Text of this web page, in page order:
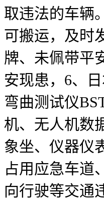
取违法的车辆
可搬运，及时
牌、未佩带平
安现患，6、
弯曲测试仪
机、无人机数
象坐、仪器仪
占用应急车道
向行驶等交通